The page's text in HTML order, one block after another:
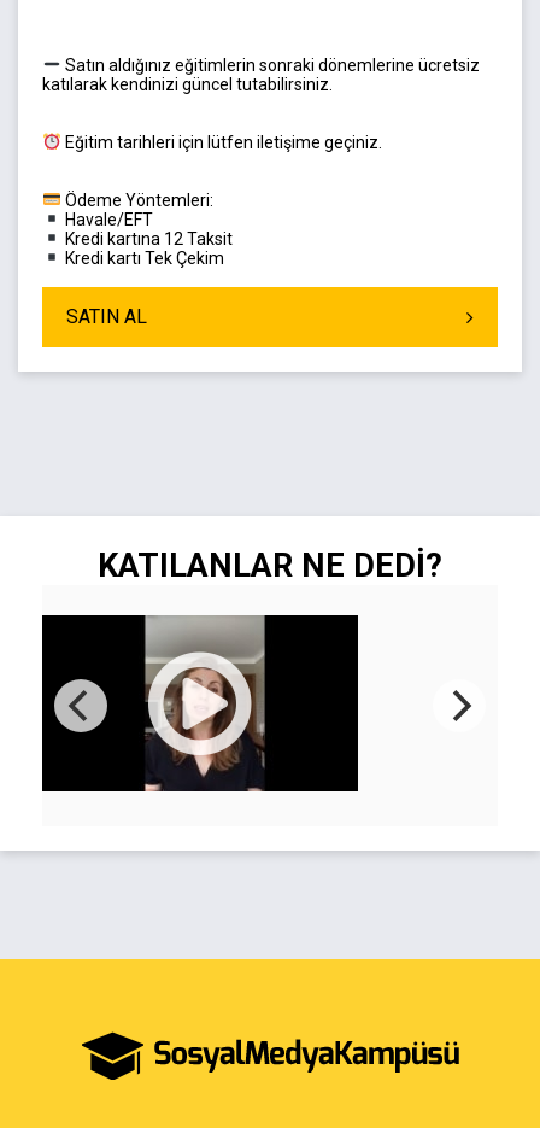
Satın aldığınız eğitimlerin sonraki dönemlerine ücretsiz
katılarak kendinizi güncel tutabilirsiniz.
Eğitim tarihleri için lütfen iletişime geçiniz.
Ödeme Yöntemleri:
Havale/EFT
Kredi kartına 12 Taksit
Kredi kartı Tek Çekim
SATIN AL
KATILANLAR NE DEDİ?